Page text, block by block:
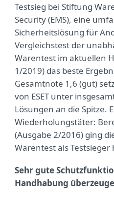
Testsieg bei Stiftung
Security (EMS), eine
Sicherheitslösung für
Vergleichstest der
Warentest im aktuellen
1/2019) das beste
Gesamtnote 1,6 (gut)
von ESET unter
Lösungen an die Spitze.
Wiederholungstäter:
(Ausgabe 2/2016) ging
Warentest als Testsieger
Sehr gute
Handhabung